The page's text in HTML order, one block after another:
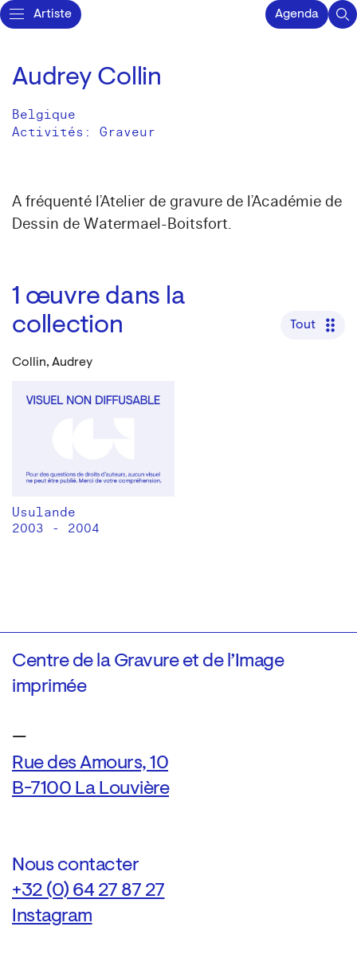
Artiste Agenda
Audrey Collin
Belgique
Activités: Graveur
A fréquenté l’Atelier de gravure de l’Académie de
Dessin de Watermael-Boitsfort.
1 œuvre dans la
collection
Tout
Collin, Audrey
Usulande
2003 - 2004
Centre de la Gravure et de l’Image
imprimée
—
Rue des Amours, 10
B-7100 La Louvière
Nous contacter
+32 (0) 64 27 87 27
Instagram